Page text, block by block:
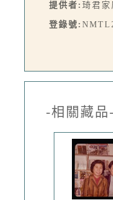
提供者: 琦君家
登錄號:
-相關藏品-